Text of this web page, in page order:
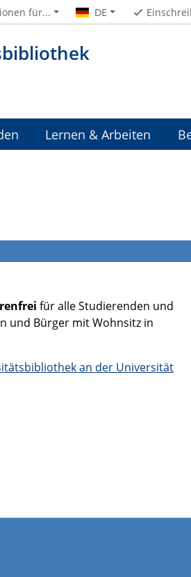
für... DE
Lernen & Arbeiten
für alle Studierenden und
und Bürger mit Wohnsitz in
an der Universität